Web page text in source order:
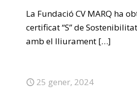
La Fundació CV MARQ ha
certificat “S” de
amb el lliurament […]
25 gener, 2024